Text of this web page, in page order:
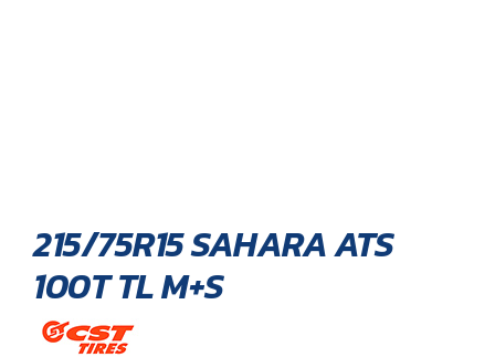
215/75R15 SAHARA ATS
100T TL M+S